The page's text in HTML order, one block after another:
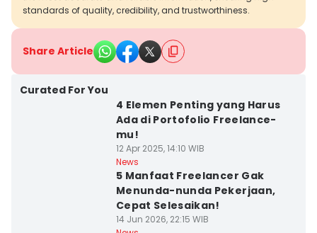
standards of quality, credibility, and trustworthiness.
Share Article
Curated For You
4 Elemen Penting yang Harus
Ada di Portofolio Freelance-
mu!
12 Apr 2025, 14:10 WIB
News
5 Manfaat Freelancer Gak
Menunda-nunda Pekerjaan,
Cepat Selesaikan!
14 Jun 2026, 22:15 WIB